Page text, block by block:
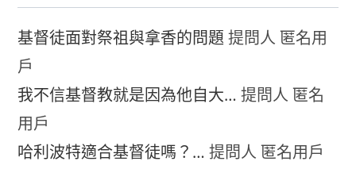
基督徒面對祭祖與拿香的問題 提問人 匿名用
戶
我不信基督教就是因為他自大… 提問人 匿名
用戶
哈利波特適合基督徒嗎？… 提問人 匿名用戶